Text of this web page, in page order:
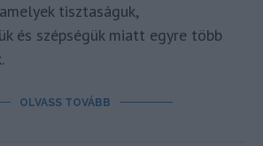
tisztaságuk,
és szépségük miatt egyre több
OLVASS TOVÁBB